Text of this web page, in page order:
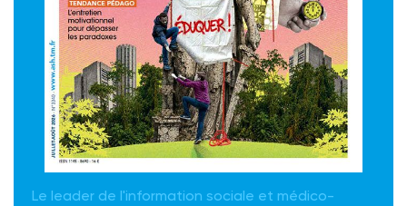
Le leader de l'information sociale et médico-